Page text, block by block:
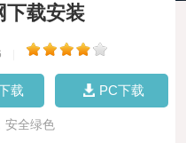
下载安装
载 PC下载
安全绿色